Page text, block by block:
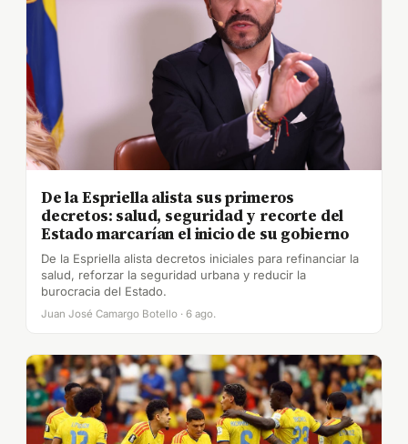
De la Espriella alista sus primeros
decretos: salud, seguridad y recorte del
Estado marcarían el inicio de su gobierno
De la Espriella alista decretos iniciales para refinanciar la
salud, reforzar la seguridad urbana y reducir la
burocracia del Estado.
Juan José Camargo Botello · 6 ago.